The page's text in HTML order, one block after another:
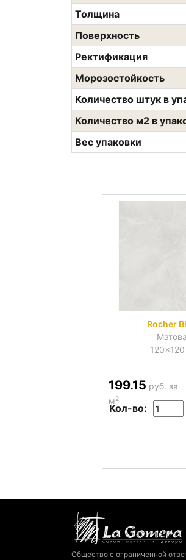
Толщина
Поверхность
Ректификация
Морозостойкость
Количество штук в
Количество м2 в
Вес упаковки
Rocher
199.15 руб. за
м2
Кол-во:
Общество с ограниченной